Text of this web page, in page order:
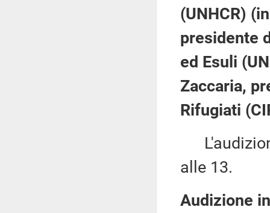
(UNHCR)
presidente
ed Esuli
Zaccaria,
Rifugiati
alle 13.
Audizione